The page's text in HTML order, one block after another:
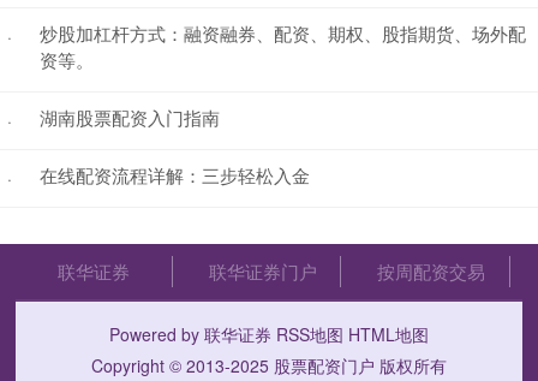
·
炒股加杠杆方式：融资融券、配资、期权、股指期货、场外配
资等。
· 湖南股票配资入门指南
· 在线配资流程详解：三步轻松入金
联华证券 联华证券门户 按周配资交易
Powered by 联华证券 RSS地图 HTML地图
Copyright © 2013-2025 股票配资门户 版权所有